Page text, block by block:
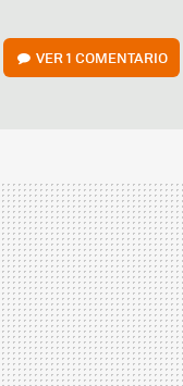
VER1 COMENTARIO